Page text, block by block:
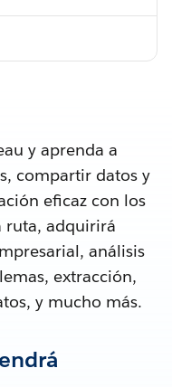
y aprenda a
compartir datos y
eficaz con los
ruta, adquirirá
análisis
extracción,
y mucho más.